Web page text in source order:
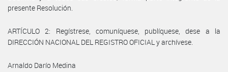
presente Resolución.
ARTÍCULO 2: Regístrese, comuníquese, publíquese, dese a la
DIRECCIÓN NACIONAL DEL REGISTRO OFICIAL y archívese.
Arnaldo Darío Medina